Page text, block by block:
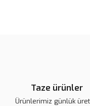
Taze ürünler
Ürünlerimiz günlük